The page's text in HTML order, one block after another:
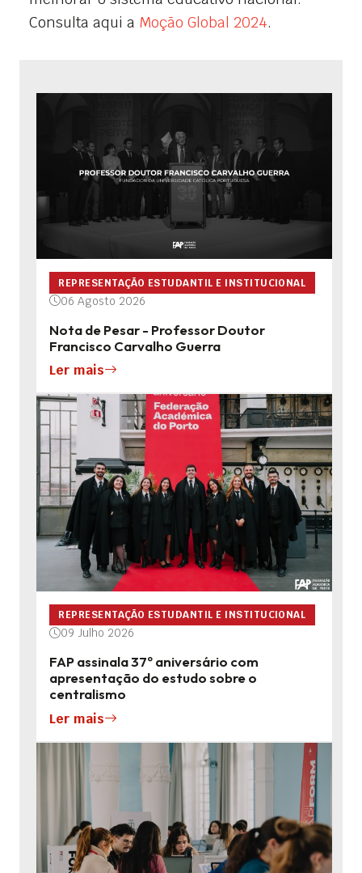
Consulta aqui a Moção Global 2024.
REPRESENTAÇÃO ESTUDANTIL E INSTITUCIONAL
06 Agosto 2026
Nota de Pesar - Professor Doutor
Francisco Carvalho Guerra
Ler mais
REPRESENTAÇÃO ESTUDANTIL E INSTITUCIONAL
09 Julho 2026
FAP assinala 37º aniversário com
apresentação do estudo sobre o
centralismo
Ler mais